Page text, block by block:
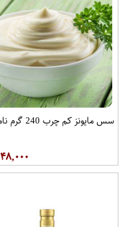
سس مایونز کم چرب 240 گرم نامی نو
۴۸,۰۰۰